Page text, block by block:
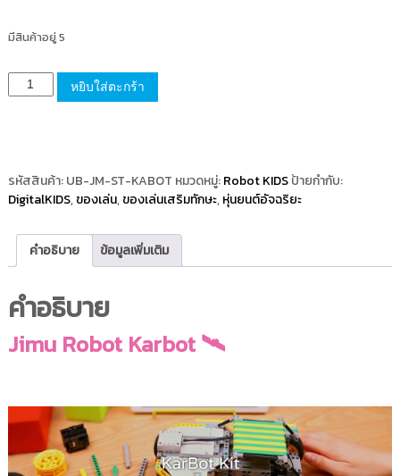
มีสินค้าอยู่ 5
หยิบใส่ตะกร้า
รหัสสินค้า:UB-JM-ST-KABOT หมวดหมู่:Robot KIDSป้ายกำกับ:
DigitalKIDS,ของเล่น,ของเล่นเสริมทักษะ,หุ่นยนต์อัจฉริยะ
คำอธิบาย ข้อมูลเพิ่มเติม
คำอธิบาย
Jimu Robot Karbot 🛰